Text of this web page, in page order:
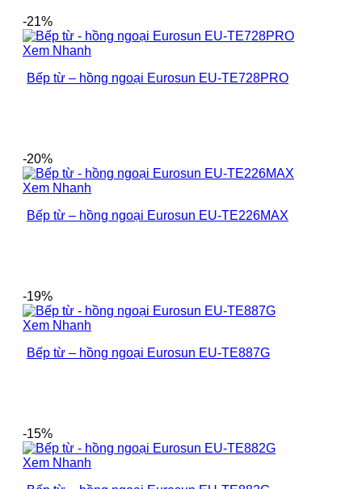
-21%
Xem Nhanh
Bếp từ – hồng ngoại Eurosun EU-TE728PRO
-20%
Xem Nhanh
Bếp từ – hồng ngoại Eurosun EU-TE226MAX
-19%
Xem Nhanh
Bếp từ – hồng ngoại Eurosun EU-TE887G
-15%
Xem Nhanh